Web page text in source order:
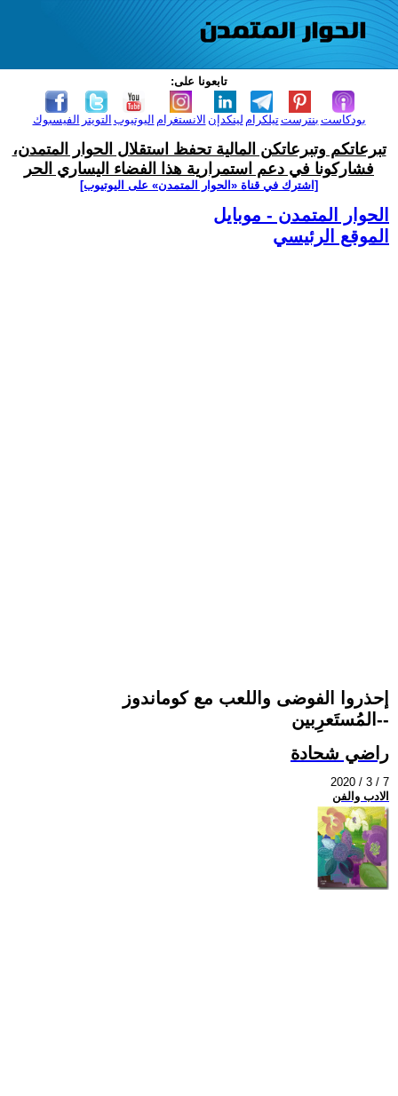
تابعونا على:
الفيسبوك التويتر اليوتيوب الانستغرام لينكدإن تيلكرامبنترست بودكاست
تبرعاتكم وتبرعاتكن المالية تحفظ استقلال الحوار المتمدن،
فشاركونا في دعم استمرارية هذا الفضاء اليساري الحر
[اشترك في قناة ‫«الحوار المتمدن» على اليوتيوب]
الحوار المتمدن - موبايل
الموقع الرئيسي
إحذروا الفوضى واللعب مع كوماندوز
-المُستَعرِبين-
راضي شحادة
2020 / 3 / 7
الادب والفن